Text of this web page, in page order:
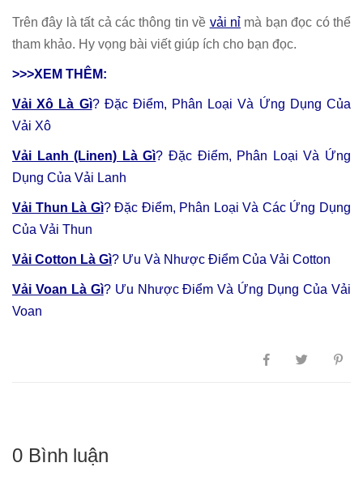
Trên đây là tất cả các thông tin về vải nỉ mà bạn đọc có thể
tham khảo. Hy vọng bài viết giúp ích cho bạn đọc.
>>>XEM THÊM:
Vải Xô Là Gì? Đặc Điểm, Phân Loại Và Ứng Dụng Của
Vải Xô
Vải Lanh (Linen) Là Gì? Đặc Điểm, Phân Loại Và Ứng
Dụng Của Vải Lanh
Vải Thun Là Gì? Đặc Điểm, Phân Loại Và Các Ứng Dụng
Của Vải Thun
Vải Cotton Là Gì? Ưu Và Nhược Điểm Của Vải Cotton
Vải Voan Là Gì? Ưu Nhược Điểm Và Ứng Dụng Của Vải
Voan
0 Bình luận